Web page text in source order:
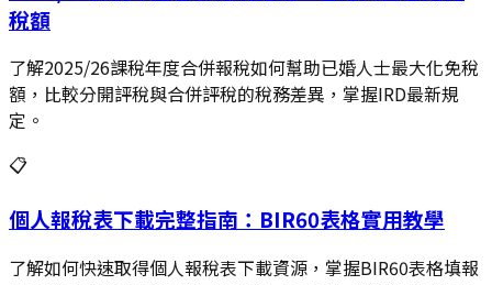
稅額
了解2025/26課稅年度合併報稅如何幫助已婚人士最大化免稅
額，比較分開評稅與合併評稅的稅務差異，掌握IRD最新規
定。
📋
個人報稅表下載完整指南：BIR60表格實用教學
了解如何快速取得個人報稅表下載資源，掌握BIR60表格填報